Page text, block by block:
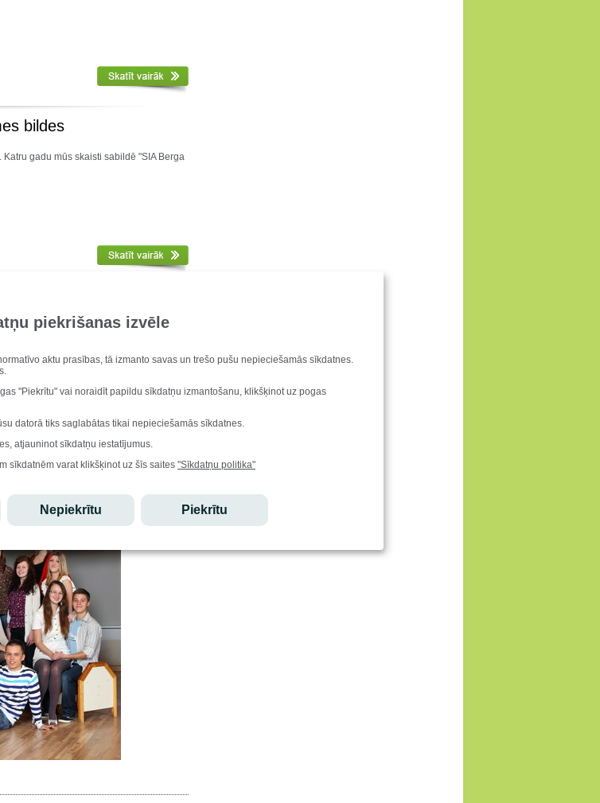
piekrišanas izvēle
aktu prasības, tā izmanto savas un trešo pušu nepieciešamās sīkdatnes.
"Piekrītu" vai noraidīt papildu sīkdatņu izmantošanu, klikšķinot uz pogas
datorā tiks saglabātas tikai nepieciešamās sīkdatnes.
atjauninot sīkdatņu iestatījumus.
sīkdatnēm varat klikšķinot uz šīs saites "Sīkdatņu politika"
Nepiekrītu Piekrītu
bildes
gadu mūs skaisti sabildē "SIA Berga
domes bildes